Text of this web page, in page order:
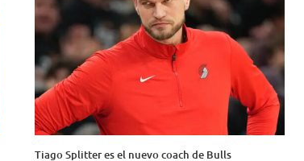
Tiago Splitter es el nuevo coach de Bulls